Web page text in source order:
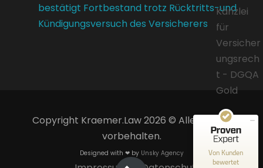
bestätigt Fortbestand trotz Rücktritts-und
Kündigungsversuch des Versicherers
Copyright Kraemer.Law 2026 © Alle Rechte
vorbehalten.
Designed with ❤ by Unsky Agency
Von Kunden
bewertet
100%
ProvenExpert.com
14
Bewertungen auf
ProvenExpert.com
39
Bewertungen von 1